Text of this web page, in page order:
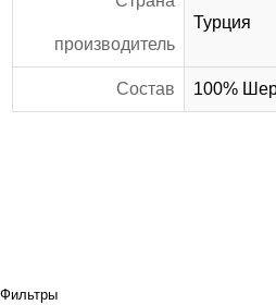
производитель
Турция
Состав 100%
Фильтры